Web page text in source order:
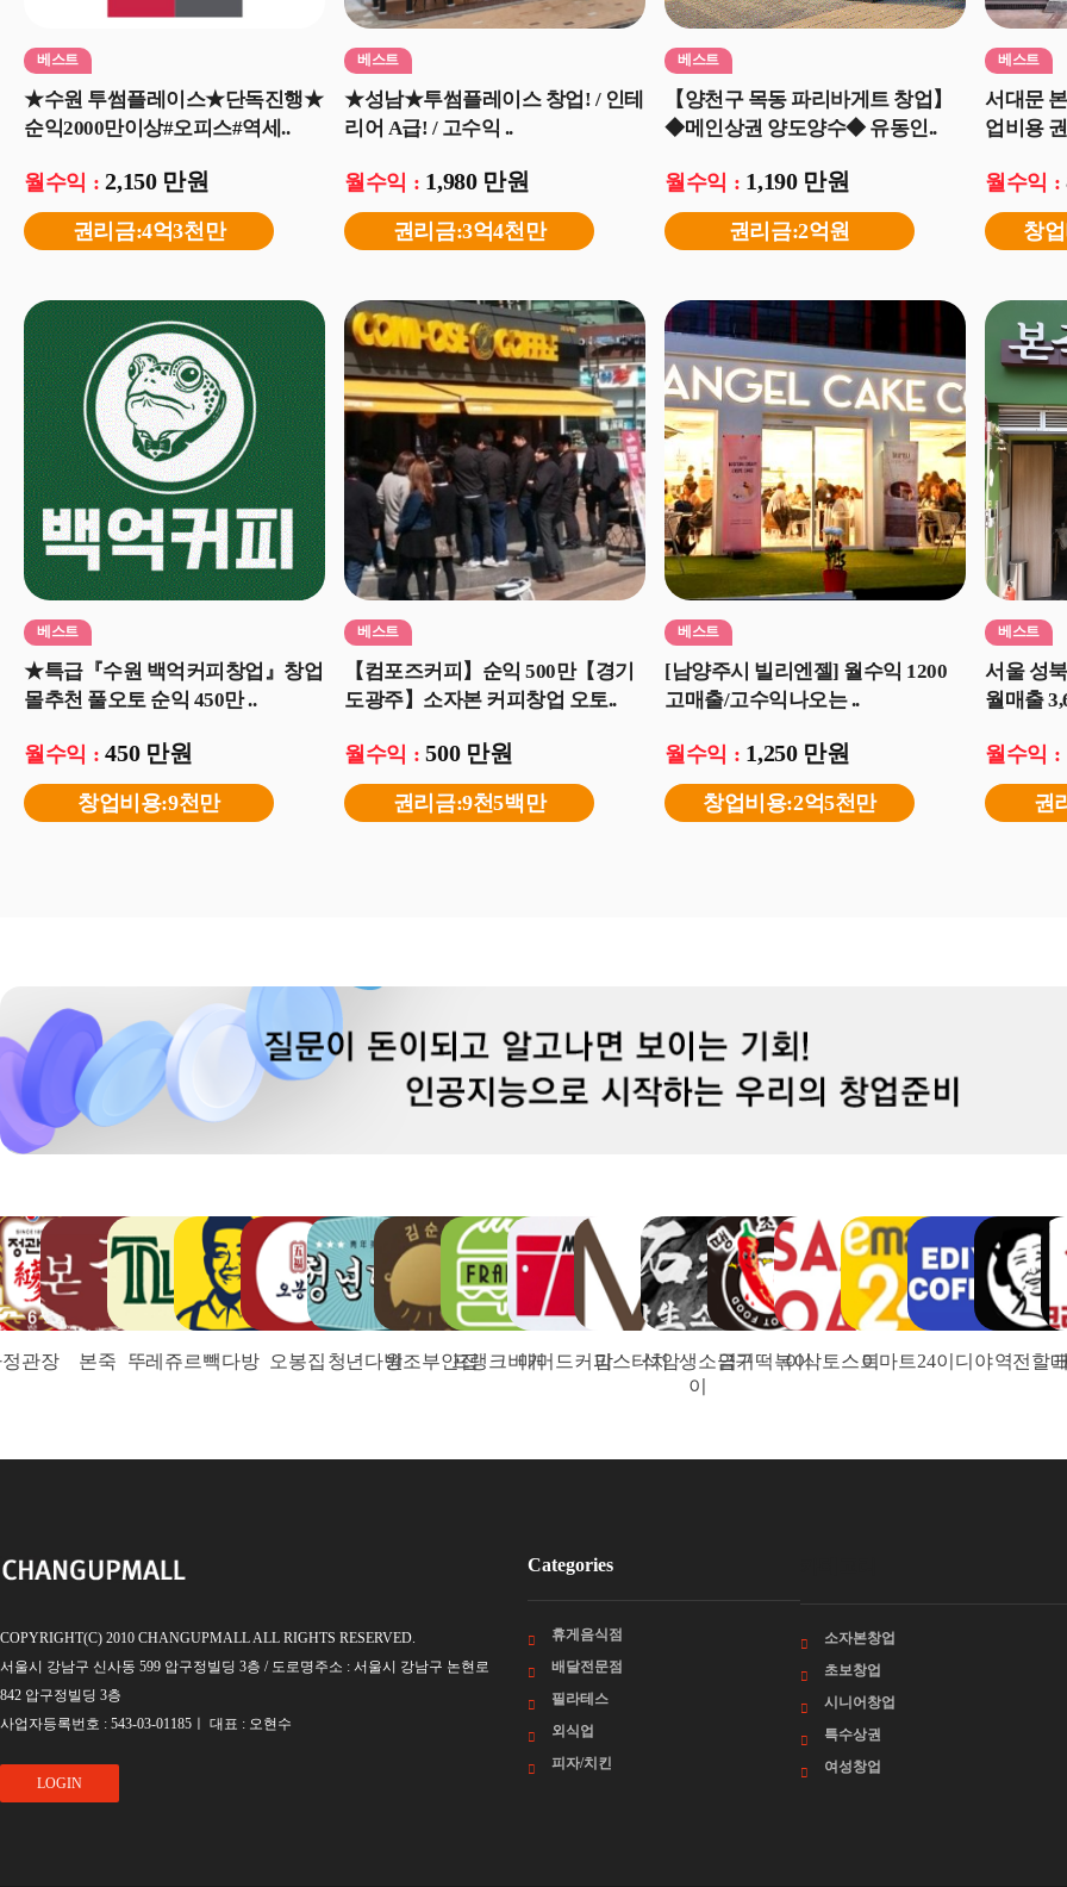
베스트
★수원 투썸플레이스★단독진행★
순익2000만이상#오피스#역세..
월수익 :2,150 만원
권리금:4억3천만
베스트
★성남★투썸플레이스 창업! / 인테
리어 A급! / 고수익 ..
월수익 : 1,980 만원
권리금:3억4천만
베스트
【양천구 목동 파리바게트 창업】
◆메인상권 양도양수◆ 유동인..
월수익 : 1,190 만원
권리금:2억원
베스트
서대문
업비용
월수익 :
창
베스트
★특급『수원 백억커피창업』창업
몰추천 풀오토 순익 450만 ..
월수익 :450 만원
창업비용:9천만
베스트
【컴포즈커피】순익 500만【경기
도광주】소자본 커피창업 오토..
월수익 :500 만원
권리금:9천5백만
베스트
[남양주시 빌리엔젤] 월수익 1200
고매출/고수익나오는 ..
월수익 : 1,250 만원
창업비용:2억5천만
베스트
서울 성
월매출
월수익 :
권
관장 본죽 뚜레쥬르빽다방 오봉집청년다방원조부안집프랭크버거매머드커피맘스터치석암생소금구
이
엽기떡볶이이삭토스트이마트24이디야역전할매
크
COPYRIGHT(C) 2010 CHANGUPMALL ALL RIGHTS RESERVED.
서울시 강남구 신사동 599 압구정빌딩 3층 / 도로명주소 : 서울시 강남구 논현로
842 압구정빌딩 3층
사업자등록번호 : 543-03-01185ㅣ 대표 : 오현수
LOGIN
Categories
휴게음식점
배달전문점
필라테스
외식업
피자/치킨
소자본창업
초보창업
시니어창업
특수상권
여성창업